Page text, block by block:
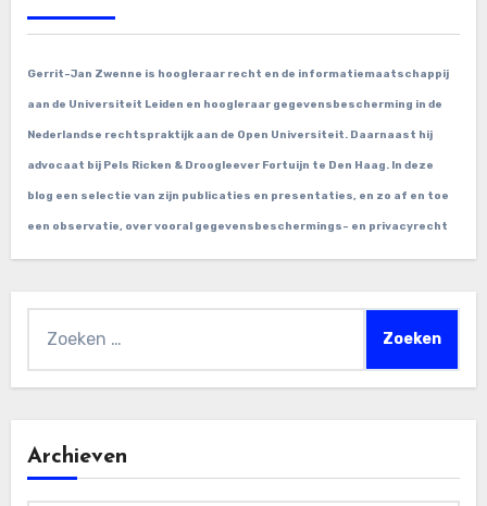
Gerrit-Jan Zwenne is hoogleraar recht en de informatiemaatschappij
aan de Universiteit Leiden en hoogleraar gegevensbescherming in de
Nederlandse rechtspraktijk aan de Open Universiteit. Daarnaast hij
advocaat bij Pels Ricken & Droogleever Fortuijn te Den Haag. In deze
blog een selectie van zijn publicaties en presentaties, en zo af en toe
een observatie, over vooral gegevensbeschermings- en privacyrecht
naar:
Archieven